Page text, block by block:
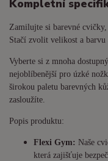
Kompletní
Zamilujte si barevné cvičky,
Stačí zvolit velikost a barvu
Vyberte si z mnoha
nejoblíbenější pro úzké
širokou paletu barevných
zasloužíte.
Popis produktu:
Flexi Gym: Naše
která zajišťuje